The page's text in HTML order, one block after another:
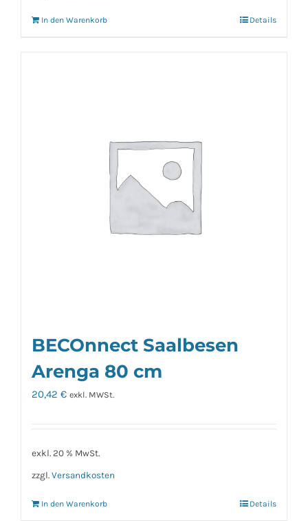
In den Warenkorb Details
BECOnnect Saalbesen
Arenga 80 cm
20,42 € exkl. MWSt.
exkl. 20 % MwSt.
zzgl. Versandkosten
In den Warenkorb Details